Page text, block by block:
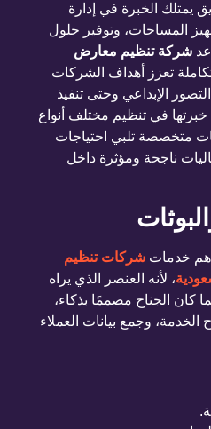
يمتلك الخبرة في إدارة
المساحات، وتوفير حلول
شركة تنظيم معارض
تعزز أهداف الشركات
الإبداعي وحتى تنفيذ
خبرتها في تنظيم مختلف أنواع
متخصصة تلبي احتياجات
ناجحة ومؤثرة داخل
خدمات شركات تنظيم
، لأنه العنصر الذي يراه
كان الجناح مصممًا بذكاء،
وجمع بيانات العملاء